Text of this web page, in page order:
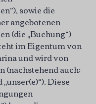
sowie die
angebotenen
(die „Buchung“)
im Eigentum von
und wird von
(nachstehend auch:
„unser(e)“). Diese